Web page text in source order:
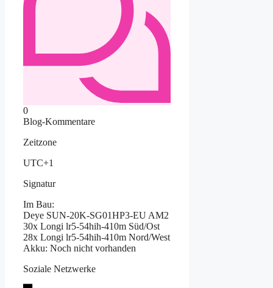
0
Blog-Kommentare
Zeitzone
UTC+1
Signatur
Im Bau:
Deye SUN-20K-SG01HP3-EU AM2
30x Longi lr5-54hih-410m Süd/Ost
28x Longi lr5-54hih-410m Nord/West
Akku: Noch nicht vorhanden
Soziale Netzwerke